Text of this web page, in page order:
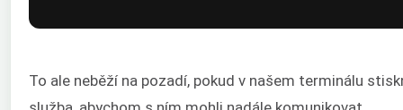
To ale neběží na pozadí, pokud v našem terminálu